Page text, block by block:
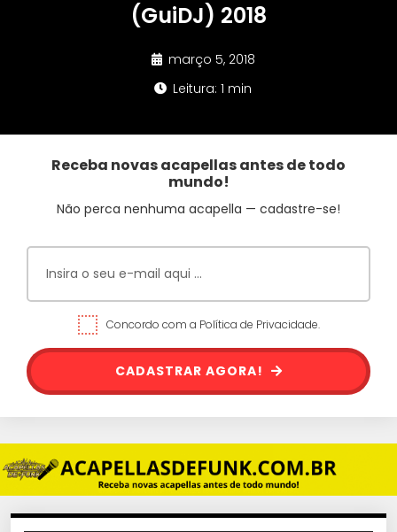
(GuiDJ) 2018
março 5, 2018
Leitura: 1 min
Receba novas acapellas antes de todo
mundo!
Não perca nenhuma acapella — cadastre-se!
Concordo com a Política de Privacidade.
CADASTRAR AGORA!